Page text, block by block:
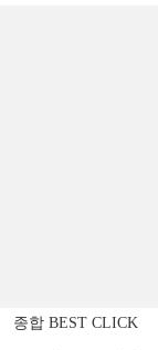
종합 BEST CLICK